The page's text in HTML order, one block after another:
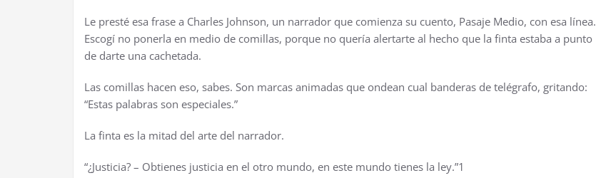
Le presté esa frase a Charles Johnson, un narrador que comienza su cuento, Pasaje Medio, con esa línea.
Escogí no ponerla en medio de comillas, porque no quería alertarte al hecho que la finta estaba a punto
de darte una cachetada.
Las comillas hacen eso, sabes. Son marcas animadas que ondean cual banderas de telégrafo, gritando:
“Estas palabras son especiales.”
La finta es la mitad del arte del narrador.
“¿Justicia? – Obtienes justicia en el otro mundo, en este mundo tienes la ley.”1